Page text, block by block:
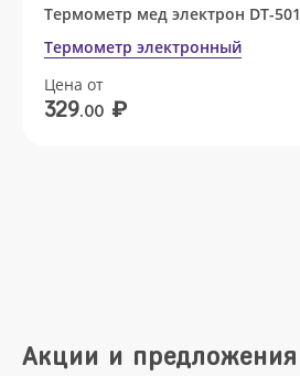
Термометр мед электрон DT-501
Термометр электронный
Цена от
329.00 ₽
Акции и предложения